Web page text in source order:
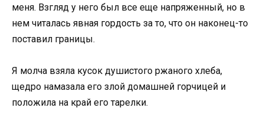
меня. Взгляд у него был все еще напряженный, но в
нем читалась явная гордость за то, что он наконец-то
поставил границы.
Я молча взяла кусок душистого ржаного хлеба,
щедро намазала его злой домашней горчицей и
положила на край его тарелки.